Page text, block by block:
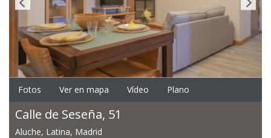
Fotos Ver en mapa Vídeo Plano
Calle de Seseña, 51
Aluche, Latina, Madrid